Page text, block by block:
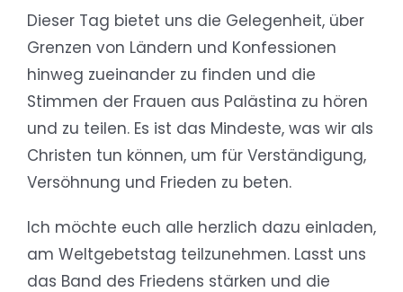
Dieser Tag bietet uns die Gelegenheit, über
Grenzen von Ländern und Konfessionen
hinweg zueinander zu finden und die
Stimmen der Frauen aus Palästina zu hören
und zu teilen. Es ist das Mindeste, was wir als
Christen tun können, um für Verständigung,
Versöhnung und Frieden zu beten.
Ich möchte euch alle herzlich dazu einladen,
am Weltgebetstag teilzunehmen. Lasst uns
das Band des Friedens stärken und die